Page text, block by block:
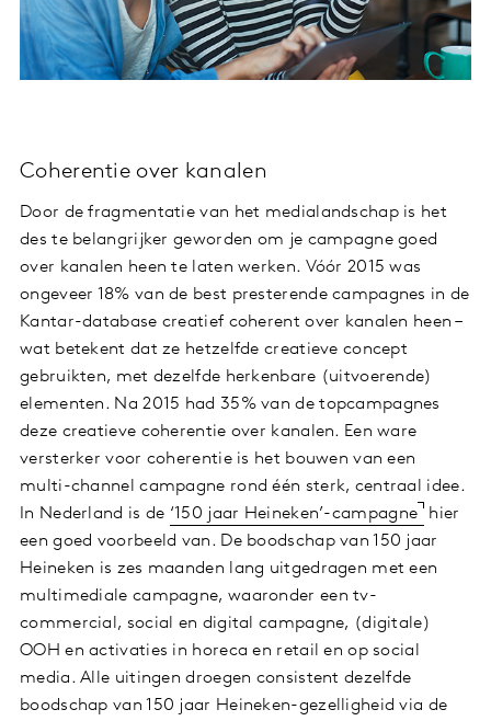
Coherentie over kanalen
Door de fragmentatie van het medialandschap is het
des te belangrijker geworden om je campagne goed
over kanalen heen te laten werken. Vóór 2015 was
ongeveer 18% van de best presterende campagnes in de
Kantar-database creatief coherent over kanalen heen –
wat betekent dat ze hetzelfde creatieve concept
gebruikten, met dezelfde herkenbare (uitvoerende)
elementen. Na 2015 had 35% van de topcampagnes
deze creatieve coherentie over kanalen. Een ware
versterker voor coherentie is het bouwen van een
multi-channel campagne rond één sterk, centraal idee.
In Nederland is de ‘150 jaar Heineken’-campagne
hier
een goed voorbeeld van. De boodschap van 150 jaar
Heineken is zes maanden lang uitgedragen met een
multimediale campagne, waaronder een tv-
commercial, social en digital campagne, (digitale)
OOH en activaties in horeca en retail en op social
media. Alle uitingen droegen consistent dezelfde
boodschap van 150 jaar Heineken-gezelligheid via de